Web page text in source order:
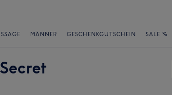
MÄNNER GESCHENKGUTSCHEIN SALE %